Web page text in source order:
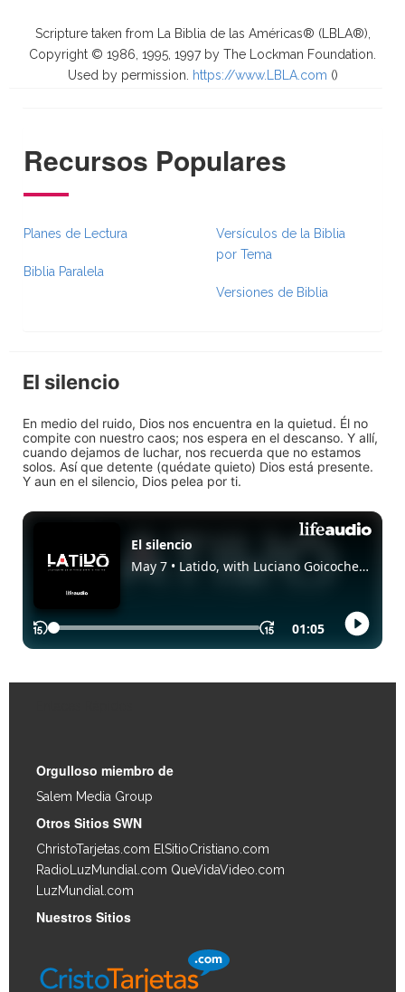
Scripture taken from La Biblia de las Américas® (LBLA®),
Copyright © 1986, 1995, 1997 by The Lockman Foundation.
Used by permission.
https://www.LBLA.com ()
Recursos Populares
Planes de Lectura
Biblia Paralela
Versículos de la Biblia
por Tema
Versiones de Biblia
El silencio
En medio del ruido, Dios nos encuentra en la quietud. Él no
compite con nuestro caos; nos espera en el descanso. Y allí,
cuando dejamos de luchar, nos recuerda que no estamos
solos. Así que detente (quédate quieto) Dios está presente.
Y aun en el silencio, Dios pelea por ti.
Orgulloso miembro de
Salem Media Group
Otros Sitios SWN
ChristoTarjetas.com ElSitioCristiano.com
RadioLuzMundial.com QueVidaVideo.com
LuzMundial.com
Nuestros Sitios